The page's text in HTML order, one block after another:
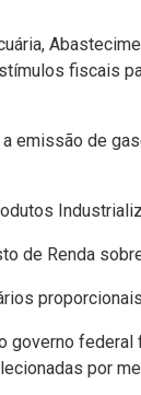
fiscais
emissão de
de Renda
governo
por